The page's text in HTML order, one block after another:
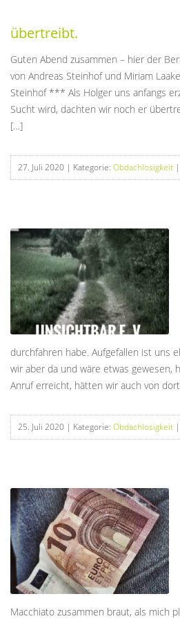
übertreibt.
Guten Abend zusammen – hier der
von Andreas Steinhof und Miriam
Steinhof *** Als Holger uns anfangs
Sucht wird, dachten wir noch er
[…]
27. Juli 2020 | Kategorie: Obdachlosigkeit
durchfahren habe. Aufgefallen ist uns
wir aber da und wäre etwas gewesen,
Anruf erreicht, hätten wir auch von
25. Juli 2020 | Kategorie: Obdachlosigkeit
Macchiato zusammen braut, als mich